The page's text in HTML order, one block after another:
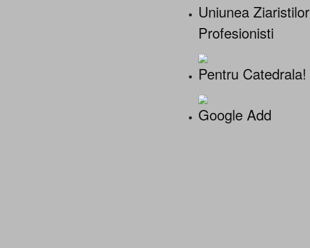
Uniunea Ziaristilor
Profesionisti
Pentru Catedrala!
Google Add